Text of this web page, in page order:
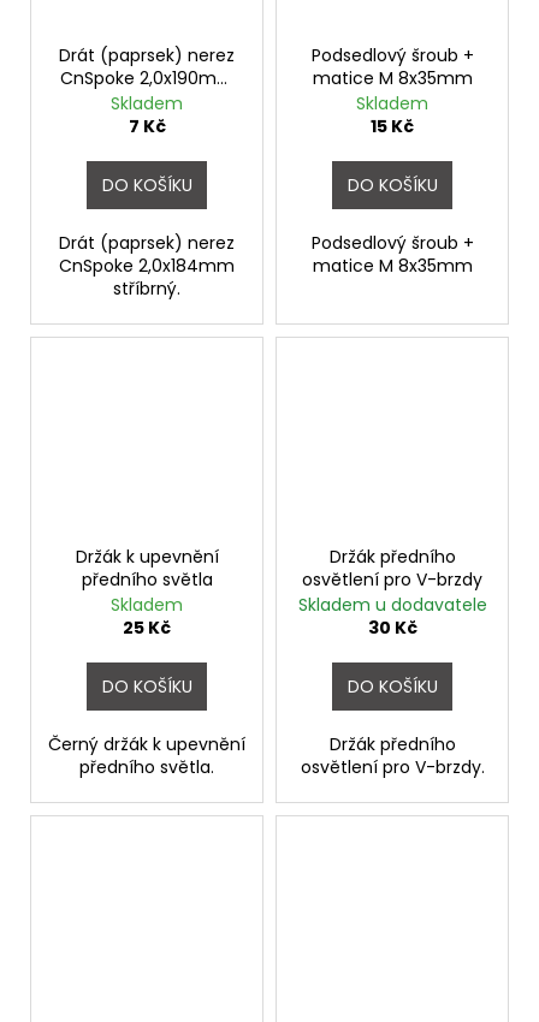
Drát (paprsek) nerez
CnSpoke 2,0x190mm
stříbrný
Skladem
7 Kč
DO KOŠÍKU
Drát (paprsek) nerez
CnSpoke 2,0x184mm
stříbrný.
Podsedlový šroub +
matice M 8x35mm
Skladem
15 Kč
DO KOŠÍKU
Podsedlový šroub +
matice M 8x35mm
Držák k upevnění
předního světla
Skladem
25 Kč
DO KOŠÍKU
Černý držák k upevnění
předního světla.
Držák předního
osvětlení pro V-brzdy
Skladem u dodavatele
30 Kč
DO KOŠÍKU
Držák předního
osvětlení pro V-brzdy.